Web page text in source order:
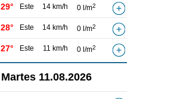
29° Este 14 km/h 0 l/m2
28° Este 14 km/h 0 l/m2
27° Este 11 km/h 0 l/m2
Martes 11.08.2026